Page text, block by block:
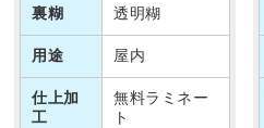
裏糊 透明糊
用途 屋内
仕上加
工
無料ラミネー
ト